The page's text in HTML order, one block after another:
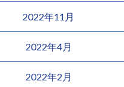
2022年11月
2022年4月
2022年2月